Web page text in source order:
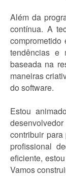
Além da
contínua. A
tendências e
baseada na
maneiras
do software.
Estou
contribuir
profissional
eficiente,
Vamos